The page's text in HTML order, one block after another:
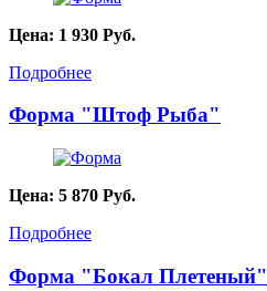
Цена: 1 930 Руб.
Подробнее
Форма "Штоф Рыба"
Цена: 5 870 Руб.
Подробнее
Форма "Бокал Плетеный"